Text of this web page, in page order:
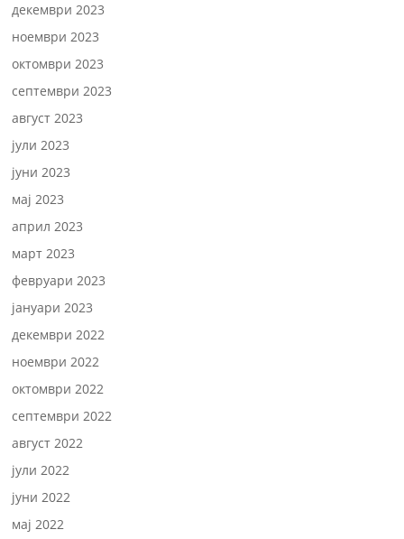
декември 2023
ноември 2023
октомври 2023
септември 2023
август 2023
јули 2023
јуни 2023
мај 2023
април 2023
март 2023
февруари 2023
јануари 2023
декември 2022
ноември 2022
октомври 2022
септември 2022
август 2022
јули 2022
јуни 2022
мај 2022